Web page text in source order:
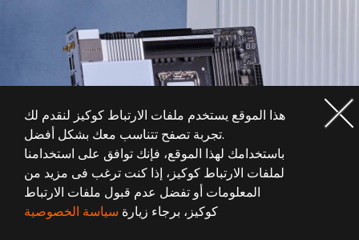
هذا الموقع يستخدم ملفات الارتباط كوكيز لنقدم لك
تجربة تصفح تتناسب معك بشكل أفضل.
باستخدامك لهذا الموقع، فإنك توافق على استخدامنا
لملفات الارتباط كوكيز، إذا كنت ترغب فى مزيد من
المعلومات أو تفضل عدم قبول ملفات الارتباط
كوكيز، برجاء زيارة سياسة الخصوصية